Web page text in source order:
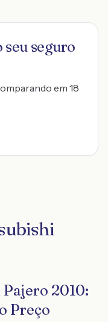
seu seguro
em 18
2010:
Preço